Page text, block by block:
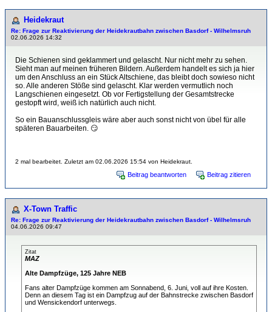
Heidekraut
Re: Frage zur Reaktivierung der Heidekrautbahn zwischen Basdorf - Wilhelmsruh
02.06.2026 14:32
Die Schienen sind geklammert und gelascht. Nur nicht mehr zu sehen.
Sieht man auf meinen früheren Bildern. Außerdem handelt es sich ja hier
um den Anschluss an ein Stück Altschiene, das bleibt doch sowieso nicht
so. Alle anderen Stöße sind gelascht. Klar werden vermutlich noch
Langschienen eingesetzt. Ob vor Fertigstellung der Gesamtstrecke
gestopft wird, weiß ich natürlich auch nicht.
So ein Bauanschlussgleis wäre aber auch sonst nicht von übel für alle
späteren Bauarbeiten. 😏
2 mal bearbeitet. Zuletzt am 02.06.2026 15:54 von Heidekraut.
Beitrag beantworten Beitrag zitieren
X-Town Traffic
Re: Frage zur Reaktivierung der Heidekrautbahn zwischen Basdorf - Wilhelmsruh
04.06.2026 09:47
Zitat
MAZ
Alte Dampfzüge, 125 Jahre NEB
Fans alter Dampfzüge kommen am Sonnabend, 6. Juni, voll auf ihre Kosten.
Denn an diesem Tag ist ein Dampfzug auf der Bahnstrecke zwischen Basdorf
und Wensickendorf unterwegs.